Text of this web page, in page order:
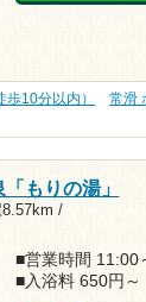
10分以内） 常滑
もりの湯」
/
■営業時間 11:00
■入浴料 650円～